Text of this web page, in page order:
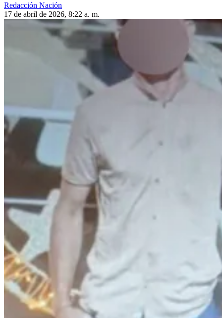
Redacción Nación
17 de abril de 2026, 8:22 a. m.